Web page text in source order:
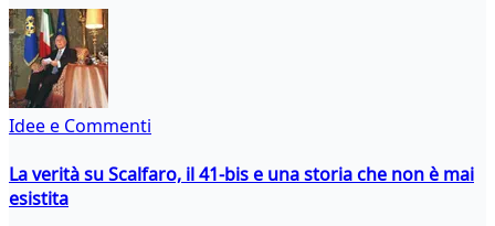
Idee e Commenti
La verità su Scalfaro, il 41-bis e una storia che non è mai
esistita